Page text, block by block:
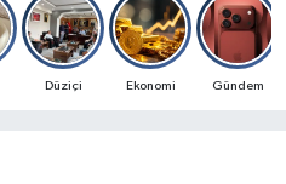
Düziçi Ekonomi Gündem
Haritası
ve Fikstür